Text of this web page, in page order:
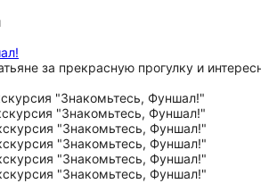
за прекрасную прогулку и